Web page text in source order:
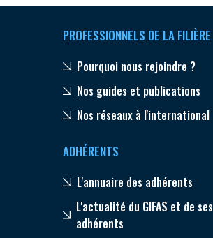
PROFESSIONNELS DE LA FILIÈRE
Pourquoi nous rejoindre ?
Nos guides et publications
Nos réseaux à l'international
ADHÉRENTS
L'annuaire des adhérents
L'actualité du GIFAS et de ses
adhérents